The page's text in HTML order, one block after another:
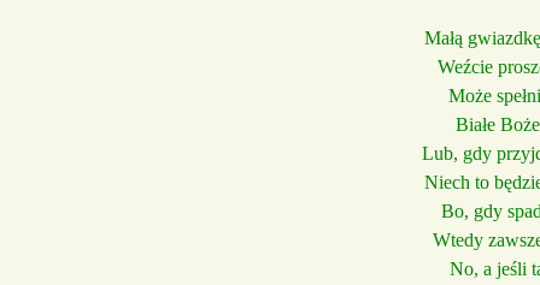
Małą
Weźcie
Może
Białe
Lub, gdy
Niech to
Bo, gdy
Wtedy
No, a jeśli